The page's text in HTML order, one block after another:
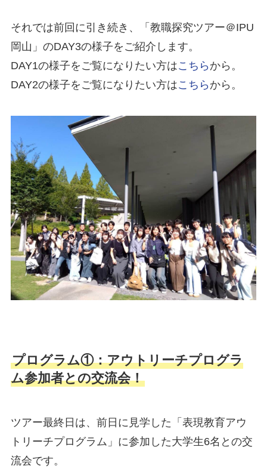
それでは前回に引き続き、「教職探究ツアー＠IPU
岡山」のDAY3の様子をご紹介します。
DAY1の様子をご覧になりたい方はこちら から。
DAY2の様子をご覧になりたい方はこちら から。
プログラム①：アウトリーチプログラ
ム参加者との交流会！
ツアー最終日は、前日に見学した「表現教育アウ
トリーチプログラム」に参加した大学生6名との交
流会です。